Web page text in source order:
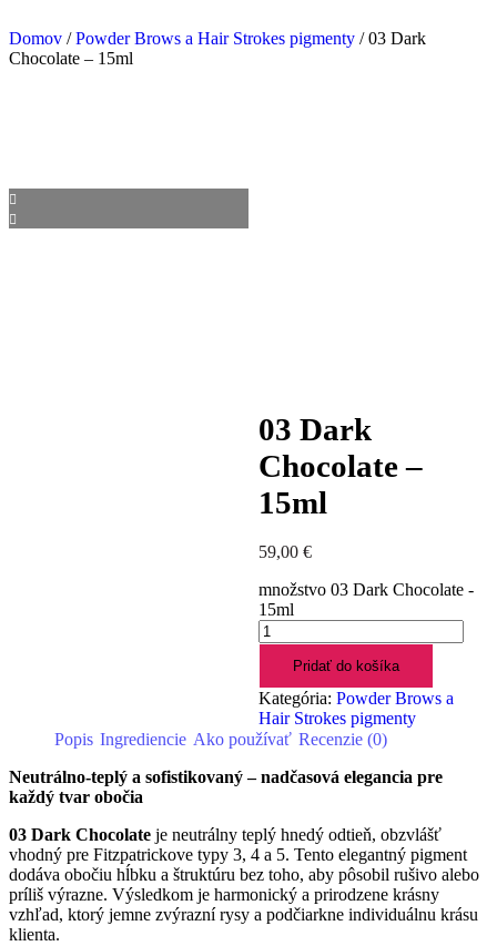
Domov /Powder Brows a Hair Strokes pigmenty / 03 Dark
Chocolate – 15ml
03 Dark
Chocolate –
15ml
59,00 €
množstvo 03 Dark Chocolate -
15ml
Pridať do košíka
Kategória: Powder Brows a
Hair Strokes pigmenty
Popis Ingrediencie Ako používať Recenzie (0)
Neutrálno-teplý a sofistikovaný – nadčasová elegancia pre
každý tvar obočia
03 Dark Chocolate je neutrálny teplý hnedý odtieň, obzvlášť
vhodný pre Fitzpatrickove typy 3, 4 a 5. Tento elegantný pigment
dodáva obočiu hĺbku a štruktúru bez toho, aby pôsobil rušivo alebo
príliš výrazne. Výsledkom je harmonický a prirodzene krásny
vzhľad, ktorý jemne zvýrazní rysy a podčiarkne individuálnu krásu
klienta.